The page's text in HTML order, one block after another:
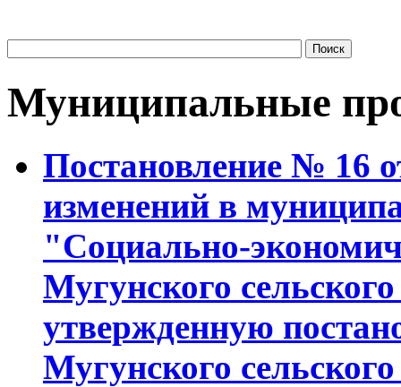
Муниципальные
Постановление № 16
изменений в
"Социально-
Мугунского
утвержденную
Мугунского